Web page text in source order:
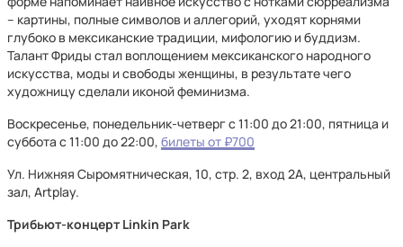
– картины, полные символов и аллегорий, уходят корнями
глубоко в мексиканские традиции, мифологию и буддизм.
Талант Фриды стал воплощением мексиканского народного
искусства, моды и свободы женщины, в результате чего
художницу сделали иконой феминизма.
Воскресенье, понедельник-четверг с 11:00 до 21:00, пятница и
суббота с 11:00 до 22:00, билеты от ₽700
Ул. Нижняя Сыромятническая, 10, стр. 2, вход 2А, центральный
зал, Artplay.
Трибьют-концерт Linkin Park